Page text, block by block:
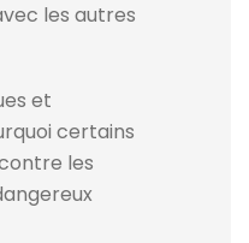
les autres
et
certains
les